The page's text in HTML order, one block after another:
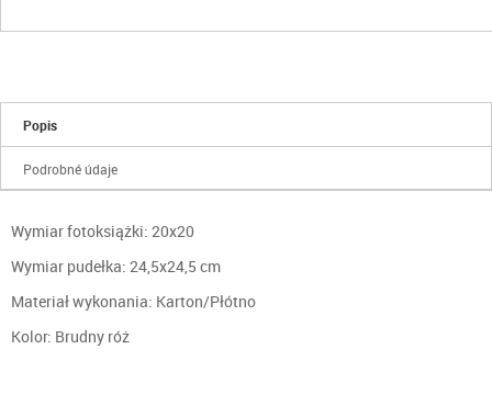
Popis
Podrobné údaje
Wymiar fotoksiążki: 20x20
Wymiar pudełka: 24,5x24,5 cm
Materiał wykonania: Karton/Płótno
Kolor: Brudny róż